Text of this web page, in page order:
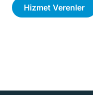
Hizmet Verenler